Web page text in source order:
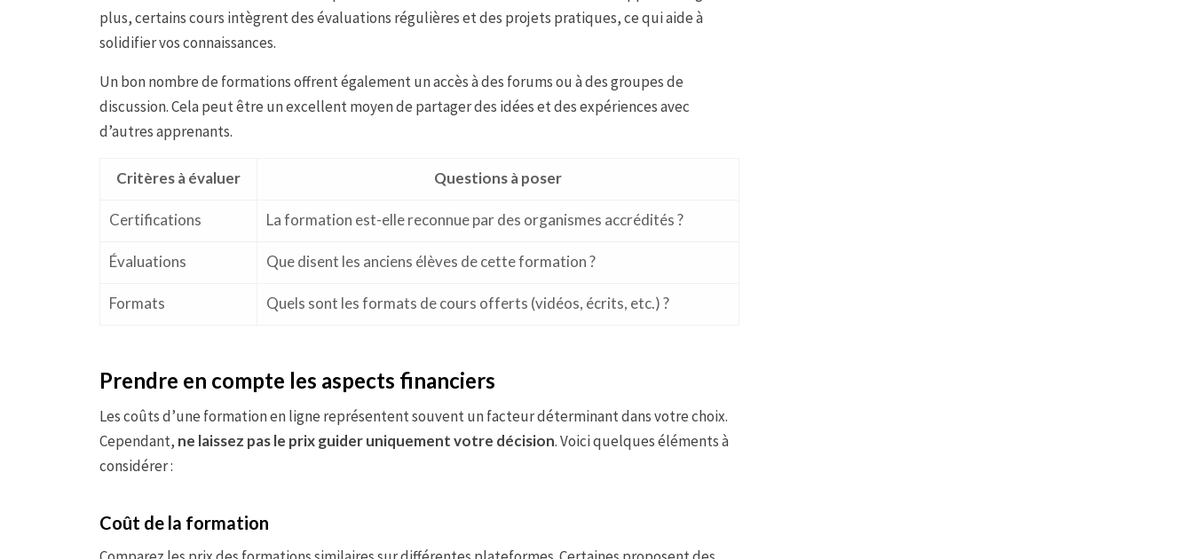
plus, certains cours intègrent des évaluations régulières et des projets pratiques, ce qui aide à
solidifier vos connaissances.
Un bon nombre de formations offrent également un accès à des forums ou à des groupes de
discussion. Cela peut être un excellent moyen de partager des idées et des expériences avec
d’autres apprenants.
Critères à évaluer Questions à poser
Certifications La formation est-elle reconnue par des organismes accrédités ?
Évaluations Que disent les anciens élèves de cette formation ?
Formats Quels sont les formats de cours offerts (vidéos, écrits, etc.) ?
Prendre en compte les aspects financiers
Les coûts d’une formation en ligne représentent souvent un facteur déterminant dans votre choix.
Cependant, ne laissez pas le prix guider uniquement votre décision. Voici quelques éléments à
considérer :
Coût de la formation